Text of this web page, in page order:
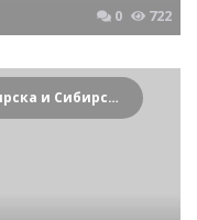
0 722
Криминальные новости Новосибирска и Сибирского региона